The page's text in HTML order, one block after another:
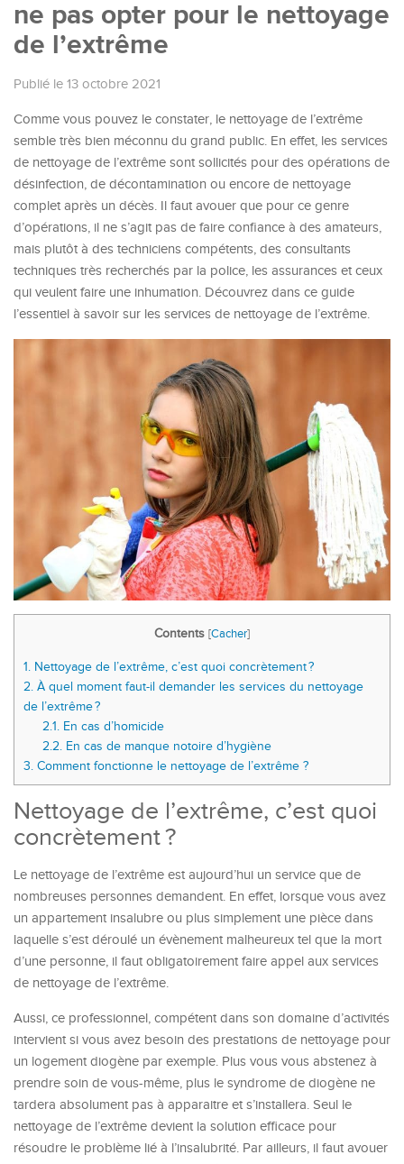
ne pas opter pour le nettoyage
de l’extrême
Publié le 13 octobre 2021
Comme vous pouvez le constater, le nettoyage de l’extrême
semble très bien méconnu du grand public. En effet, les services
de nettoyage de l’extrême sont sollicités pour des opérations de
désinfection, de décontamination ou encore de nettoyage
complet après un décès. Il faut avouer que pour ce genre
d’opérations, il ne s’agit pas de faire confiance à des amateurs,
mais plutôt à des techniciens compétents, des consultants
techniques très recherchés par la police, les assurances et ceux
qui veulent faire une inhumation. Découvrez dans ce guide
l’essentiel à savoir sur les services de nettoyage de l’extrême.
Contents [Cacher]
1. Nettoyage de l’extrême, c’est quoi concrètement ?
2. À quel moment faut-il demander les services du nettoyage
de l’extrême ?
2.1. En cas d’homicide
2.2. En cas de manque notoire d’hygiène
3. Comment fonctionne le nettoyage de l’extrême ?
Nettoyage de l’extrême, c’est quoi
concrètement ?
Le nettoyage de l’extrême est aujourd’hui un service que de
nombreuses personnes demandent. En effet, lorsque vous avez
un appartement insalubre ou plus simplement une pièce dans
laquelle s’est déroulé un évènement malheureux tel que la mort
d’une personne, il faut obligatoirement faire appel aux services
de nettoyage de l’extrême.
Aussi, ce professionnel, compétent dans son domaine d’activités
intervient si vous avez besoin des prestations de nettoyage pour
un logement diogène par exemple. Plus vous vous abstenez à
prendre soin de vous-même, plus le syndrome de diogène ne
tardera absolument pas à apparaitre et s’installera. Seul le
nettoyage de l’extrême devient la solution efficace pour
résoudre le problème lié à l’insalubrité. Par ailleurs, il faut avouer